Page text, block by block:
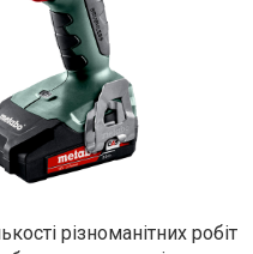
різноманітних робіт